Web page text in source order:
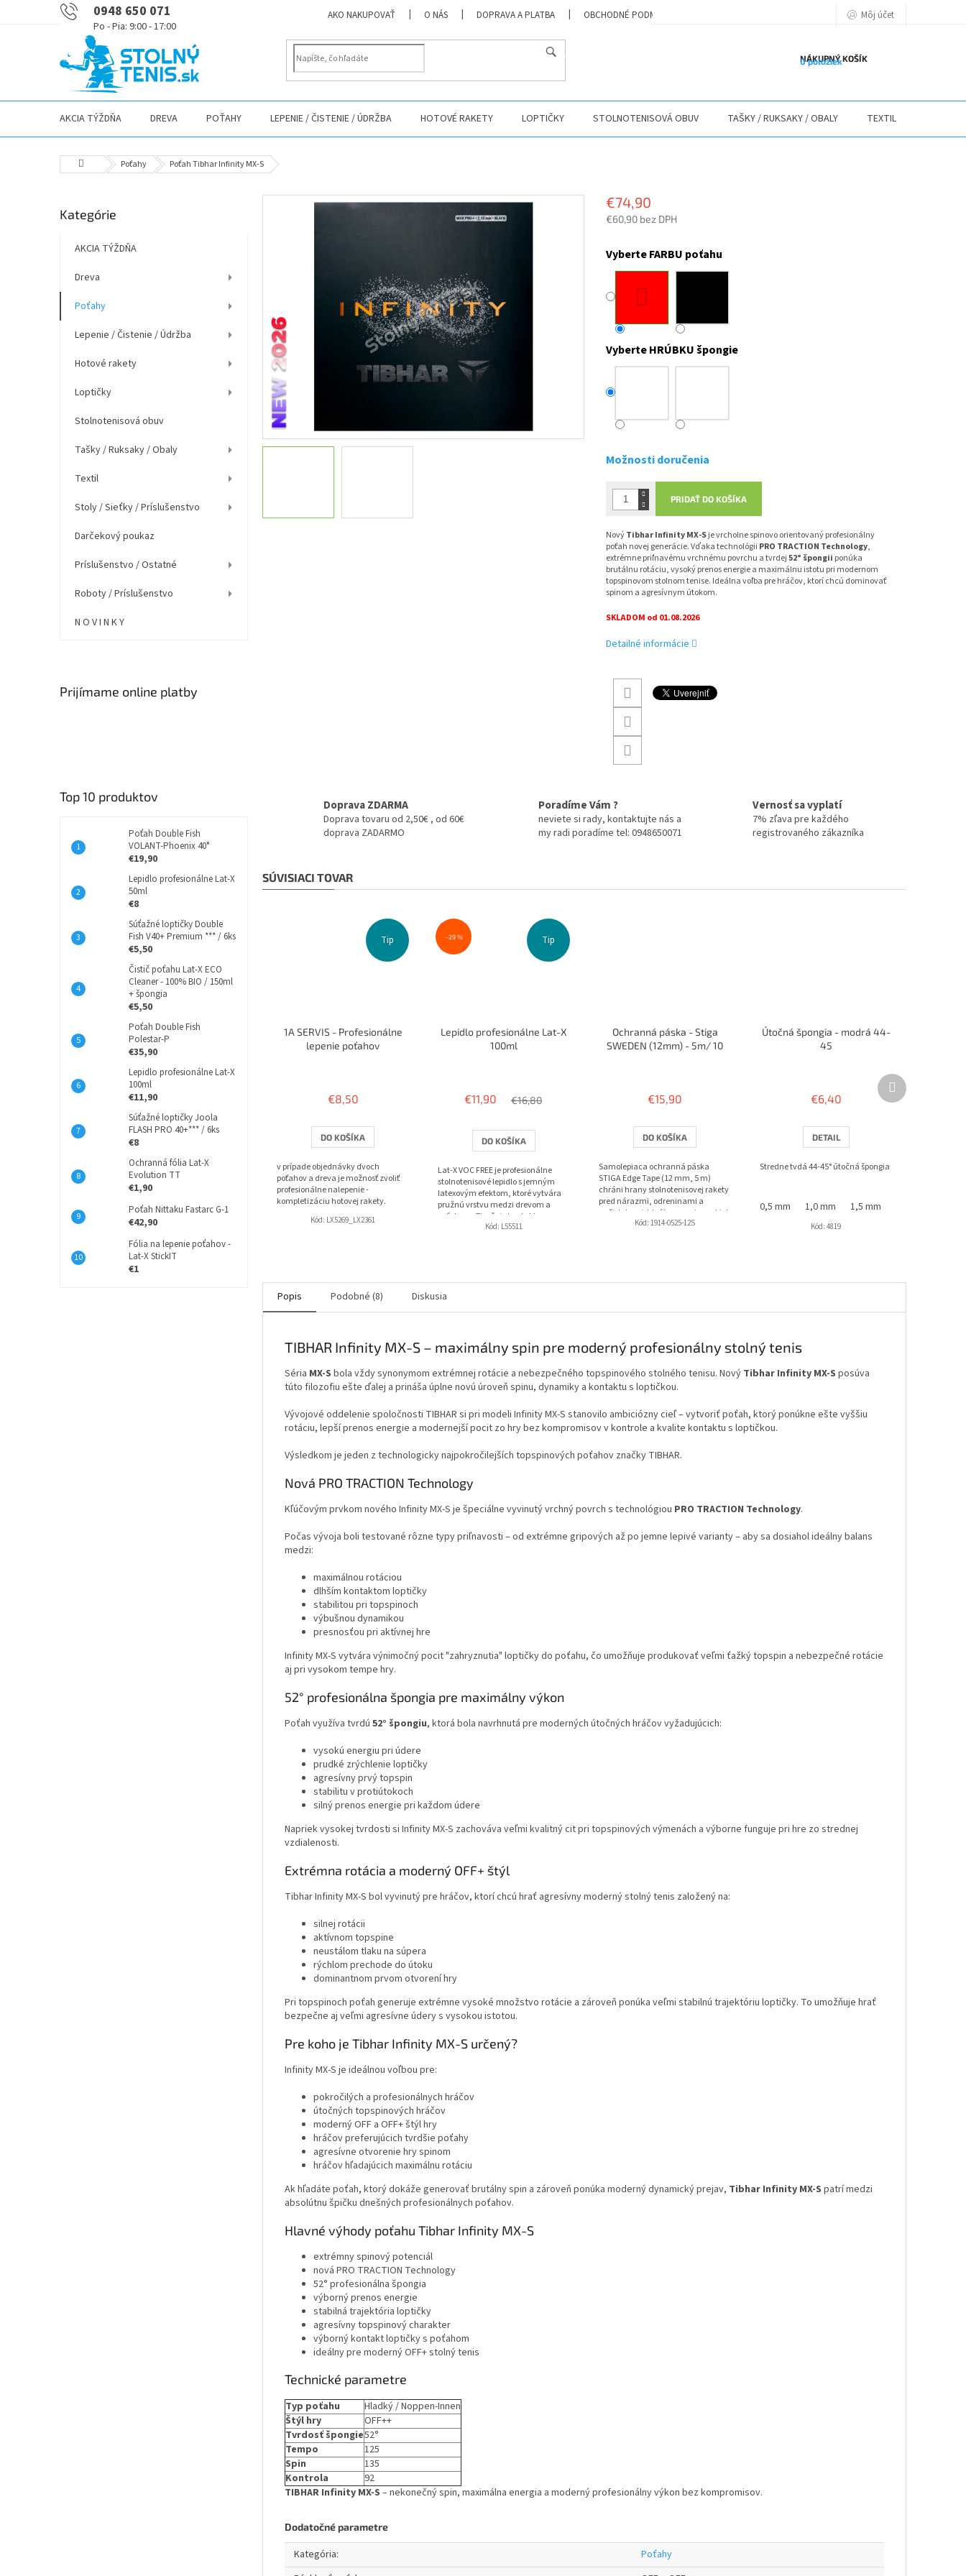
0948 650 071 AKO NAKUPOVAŤ O NÁS DOPRAVA A PLATBA OBCHODNÉ PODMIENKY PODMIENKY OCHRANY OSOBNÝCH ÚDAJOVMôj účet
NÁKUPNÝ KOŠÍK
0 položiek
AKCIA TÝŽDŇA DREVA POŤAHY LEPENIE / ČISTENIE / ÚDRŽBA HOTOVÉ RAKETY LOPTIČKY STOLNOTENISOVÁ OBUV TAŠKY / RUKSAKY / OBALY TEXTIL
DomovPoťahy Poťah Tibhar Infinity MX-S
o
a
Preskočiť
Kategórie
AKCIA TÝŽDŇA
Dreva
Poťahy
Lepenie / Čistenie / Údržba
Hotové rakety
Loptičky
Stolnotenisová obuv
Tašky / Ruksaky / Obaly
Textil
Stoly / Sieťky / Príslušenstvo
Darčekový poukaz
Príslušenstvo / Ostatné
Roboty / Príslušenstvo
N O V I N K Y
Prijímame online platby
Top 10 produktov
Poťah Double Fish
VOLANT-Phoenix 40°
€19,90
Lepidlo profesionálne Lat-X
50ml
€8
Súťažné loptičky Double
Fish V40+ Premium *** / 6ks
€5,50
Čistič poťahu Lat-X ECO
Cleaner - 100% BIO / 150ml
+ špongia
€5,50
Poťah Double Fish
Polestar-P
€35,90
Lepidlo profesionálne Lat-X
100ml
€11,90
Súťažné loptičky Joola
FLASH PRO 40+*** / 6ks
€8
Ochranná fólia Lat-X
Evolution TT
€1,90
Poťah Nittaku Fastarc G-1
€42,90
Fólia na lepenie poťahov -
Lat-X StickIT
€1
€74,90
€60,90 bez DPH
cena:
Vyberte FARBU poťahu
Vyberte HRÚBKU špongie
Možnosti doručenia
PRIDAŤ DO KOŠÍKA
NovýTibhar Infinity MX-Sje vrcholne spinovo orientovaný profesionálny
poťah novej generácie. Vďaka technológii PRO TRACTION Technology,
extrémne priľnavému vrchnému povrchu a tvrdej52° špongii ponúka
brutálnu rotáciu, vysoký prenos energie a maximálnu istotu pri modernom
topspinovom stolnom tenise. Ideálna voľba pre hráčov, ktorí chcú dominovať
spinom a agresívnym útokom.
SKLADOM od 01.08.2026
Detailné informácie
Doprava ZDARMA
Doprava tovaru od 2,50€ , od 60€
doprava ZADARMO
Poradíme Vám ?
neviete si rady, kontaktujte nás a
my radi poradíme tel: 0948650071
Vernosť sa vyplatí
7% zľava pre každého
registrovaného zákazníka
SÚVISIACI TOVAR
Tip
1A SERVIS - Profesionálne
lepenie poťahov
produktu
je
z
5
hviezdičiek.
€8,50
DO KOŠÍKA
v prípade objednávky dvoch
poťahov a dreva je možnosť zvoliť
profesionálne nalepenie -
kompletizáciu hotovej rakety.
Kód: LX5269_LX2361
Tip
–29 %
Lepidlo profesionálne Lat-X
100ml
€11,90 €16,80
DO KOŠÍKA
Lat-X VOC FREE je profesionálne
stolnotenisové lepidlo s jemným
latexovým efektom, ktoré vytvára
pružnú vrstvu medzi drevom a
poťahom. Zlepšuje kontakt s
loptičkou, pridáva...
Kód: L55511
Ochranná páska - Stiga
SWEDEN (12mm) - 5m/ 10
€15,90
DO KOŠÍKA
Samolepiaca ochranná páska
STIGA Edge Tape (12 mm, 5 m)
chráni hrany stolnotenisovej rakety
pred nárazmi, odreninami a
nečistotami. Ideálna pre viac rakiet
alebo opakované...
Kód: 1914-0525-12S
Útočná špongia - modrá 44-
45
€6,40
DETAIL
Stredne tvdá 44-45° útočná špongia
0,5 mm 1,0 mm 1,5 mm
Kód: 4819
Ďalší
produkt
Popis Podobné (8) Diskusia
TIBHAR Infinity MX-S – maximálny spin pre moderný profesionálny stolný tenis
Séria MX-S bola vždy synonymom extrémnej rotácie a nebezpečného topspinového stolného tenisu. Nový Tibhar Infinity MX-S posúva
túto filozofiu ešte ďalej a prináša úplne novú úroveň spinu, dynamiky a kontaktu s loptičkou.
Vývojové oddelenie spoločnosti TIBHAR si pri modeli Infinity MX-S stanovilo ambiciózny cieľ – vytvoriť poťah, ktorý ponúkne ešte vyššiu
rotáciu, lepší prenos energie a modernejší pocit zo hry bez kompromisov v kontrole a kvalite kontaktu s loptičkou.
Výsledkom je jeden z technologicky najpokročilejších topspinových poťahov značky TIBHAR.
Nová PRO TRACTION Technology
Kľúčovým prvkom nového Infinity MX-S je špeciálne vyvinutý vrchný povrch s technológiou PRO TRACTION Technology.
Počas vývoja boli testované rôzne typy priľnavosti – od extrémne gripových až po jemne lepivé varianty – aby sa dosiahol ideálny balans
medzi:
maximálnou rotáciou
dlhším kontaktom loptičky
stabilitou pri topspinoch
výbušnou dynamikou
presnosťou pri aktívnej hre
Infinity MX-S vytvára výnimočný pocit "zahryznutia" loptičky do poťahu, čo umožňuje produkovať veľmi ťažký topspin a nebezpečné rotácie
aj pri vysokom tempe hry.
52° profesionálna špongia pre maximálny výkon
Poťah využíva tvrdú 52° špongiu, ktorá bola navrhnutá pre moderných útočných hráčov vyžadujúcich:
vysokú energiu pri údere
prudké zrýchlenie loptičky
agresívny prvý topspin
stabilitu v protiútokoch
silný prenos energie pri každom údere
Napriek vysokej tvrdosti si Infinity MX-S zachováva veľmi kvalitný cit pri topspinových výmenách a výborne funguje pri hre zo strednej
vzdialenosti.
Extrémna rotácia a moderný OFF+ štýl
Tibhar Infinity MX-S bol vyvinutý pre hráčov, ktorí chcú hrať agresívny moderný stolný tenis založený na:
silnej rotácii
aktívnom topspine
neustálom tlaku na súpera
rýchlom prechode do útoku
dominantnom prvom otvorení hry
Pri topspinoch poťah generuje extrémne vysoké množstvo rotácie a zároveň ponúka veľmi stabilnú trajektóriu loptičky. To umožňuje hrať
bezpečne aj veľmi agresívne údery s vysokou istotou.
Pre koho je Tibhar Infinity MX-S určený?
Infinity MX-S je ideálnou voľbou pre:
pokročilých a profesionálnych hráčov
útočných topspinových hráčov
moderný OFF a OFF+ štýl hry
hráčov preferujúcich tvrdšie poťahy
agresívne otvorenie hry spinom
hráčov hľadajúcich maximálnu rotáciu
Ak hľadáte poťah, ktorý dokáže generovať brutálny spin a zároveň ponúka moderný dynamický prejav, Tibhar Infinity MX-S patrí medzi
absolútnu špičku dnešných profesionálnych poťahov.
Hlavné výhody poťahu Tibhar Infinity MX-S
extrémny spinový potenciál
nová PRO TRACTION Technology
52° profesionálna špongia
výborný prenos energie
stabilná trajektória loptičky
agresívny topspinový charakter
výborný kontakt loptičky s poťahom
ideálny pre moderný OFF+ stolný tenis
Technické parametre
Typ poťahu
Hladký / Noppen-Innen
Štýl hry
OFF++
Tvrdosť špongie52°
Tempo
125
Spin
135
Kontrola
92
TIBHAR Infinity MX-S – nekonečný spin, maximálna energia a moderný profesionálny výkon bez kompromisov.
Dodatočné parametre
Kategória:
Poťahy